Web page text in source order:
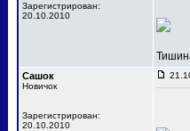
Зарегистрирован:
20.10.2010
Сашок
Новичок
Зарегистрирован:
20.10.2010